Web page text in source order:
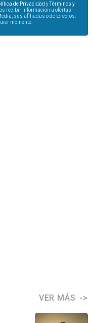
de Privacidad yTérminos y
recibir información u ofertas
sus afiliadas o de terceros.
momento.
VER MÁS